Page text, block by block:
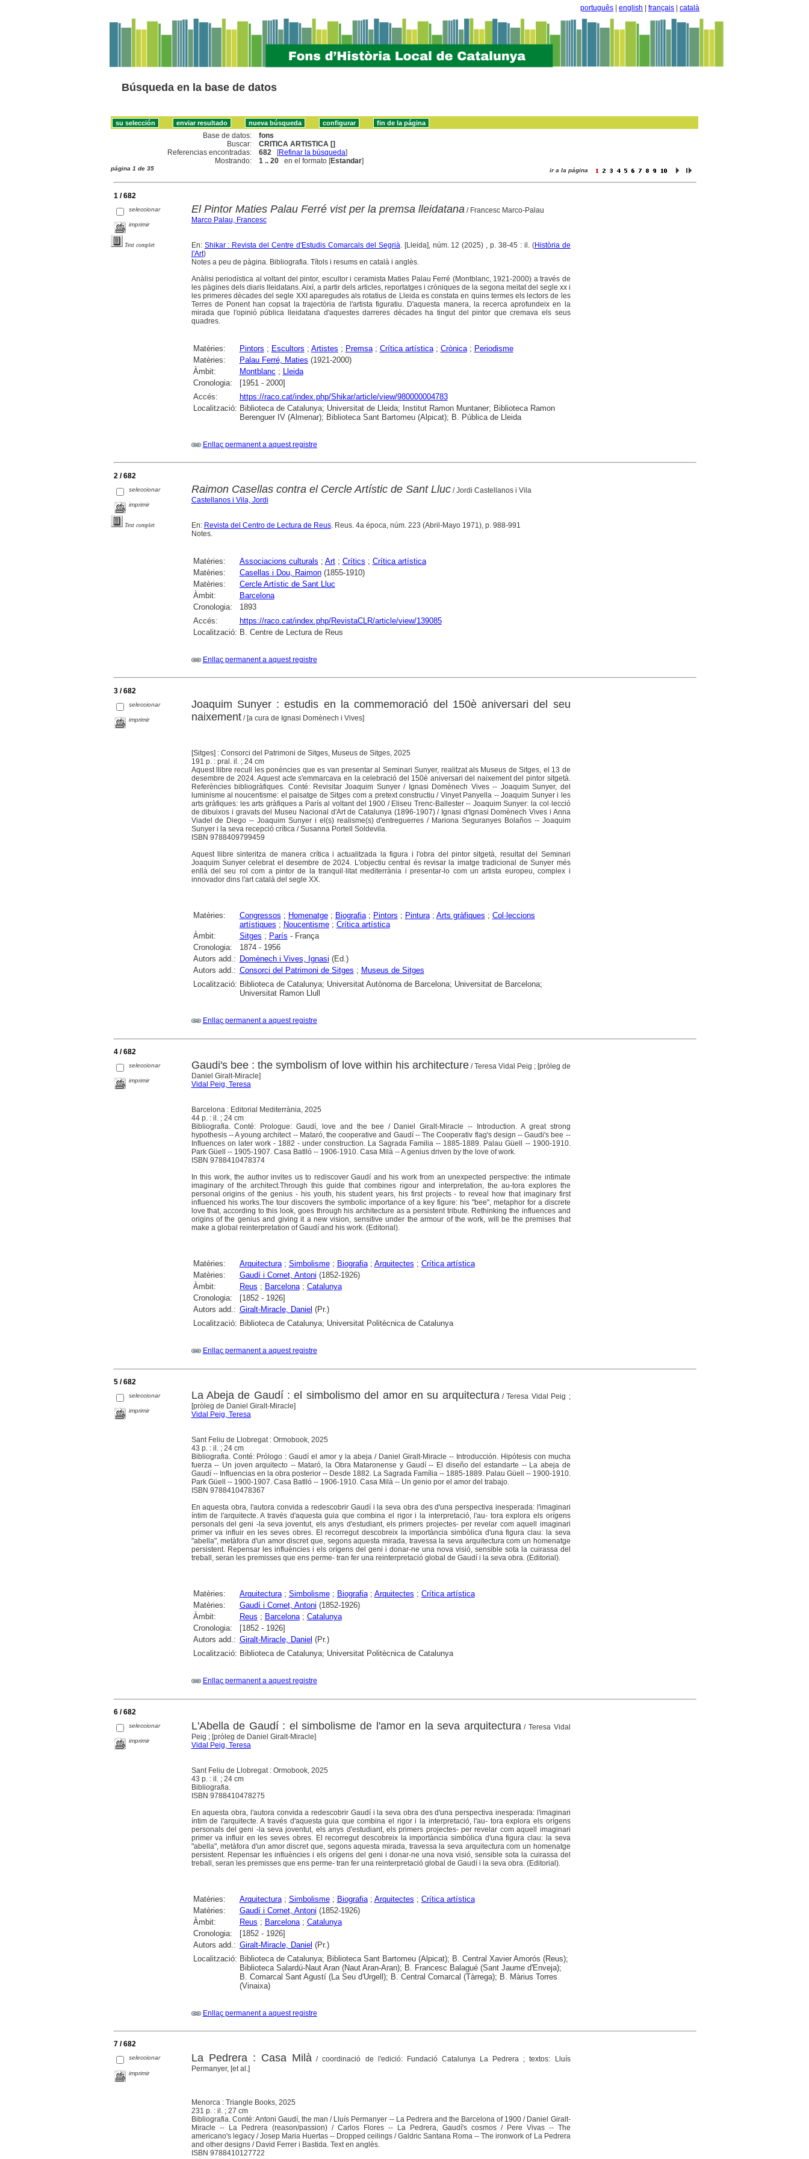
português english français català
Búsqueda en la base de datos
Base de datos:
fons
Buscar:
CRITICA ARTISTICA []
Referencias encontradas:
682 [Refinar la búsqueda]
Mostrando:
1 .. 20 en el formato [Estandar]
página 1 de 35 ir a la página
1 / 682
seleccionar
imprimir
Text complet
El Pintor Maties Palau Ferré vist per la premsa lleidatana/ Francesc Marco-Palau
Marco Palau, Francesc
En: Shikar : Revista del Centre d'Estudis Comarcals del Segrià. [Lleida], núm. 12 (2025) , p. 38-45 : il. (Història de
l'Art)
Notes a peu de pàgina. Bibliografia. Títols i resums en català i anglès.
Anàlisi periodística al voltant del pintor, escultor i ceramista Maties Palau Ferré (Montblanc, 1921-2000) a través de
les pàgines dels diaris lleidatans. Així, a partir dels articles, reportatges i cròniques de la segona meitat del segle xx i
les primeres dècades del segle XXI aparegudes als rotatius de Lleida es constata en quins termes els lectors de les
Terres de Ponent han copsat la trajectòria de l'artista figuratiu. D'aquesta manera, la recerca aprofundeix en la
mirada que l'opinió pública lleidatana d'aquestes darreres dècades ha tingut del pintor que cremava els seus
quadres.
Matèries: Pintors ; Escultors ; Artistes ; Premsa; Crítica artística; Crònica; Periodisme
Matèries:
Palau Ferré, Maties (1921-2000)
Àmbit:
Montblanc ;
Lleida
Cronologia:
[1951 - 2000]
Accés:
https://raco.cat/index.php/Shikar/article/view/980000004783
Localització: Biblioteca de Catalunya; Universitat de Lleida; Institut Ramon Muntaner; Biblioteca Ramon
Berenguer IV (Almenar); Biblioteca Sant Bartomeu (Alpicat); B. Pública de Lleida
Enllaç permanent a aquest registre
2 / 682
seleccionar
imprimir
Text complet
Raimon Casellas contra el Cercle Artístic de Sant Lluc/ Jordi Castellanos i Vila
Castellanos i Vila, Jordi
En: Revista del Centro de Lectura de Reus. Reus. 4a época, núm. 223 (Abril-Mayo 1971), p. 988-991
Notes.
Matèries: Associacions culturals ; Art; Crítics ; Crítica artística
Matèries:
Casellas i Dou, Raimon(1855-1910)
Matèries:
Cercle Artístic de Sant Lluc
Àmbit:
Barcelona
Cronologia:
1893
Accés:
https://raco.cat/index.php/RevistaCLR/article/view/139085
Localització: B. Centre de Lectura de Reus
Enllaç permanent a aquest registre
3 / 682
seleccionar
imprimir
Joaquim Sunyer : estudis en la commemoració del 150è aniversari del seu
naixement/ [a cura de Ignasi Domènech i Vives]
[Sitges] : Consorci del Patrimoni de Sitges, Museus de Sitges, 2025
191 p. : pral. il. ; 24 cm
Aquest llibre recull les ponències que es van presentar al Seminari Sunyer, realitzat als Museus de Sitges, el 13 de
desembre de 2024. Aquest acte s'emmarcava en la celebració del 150è aniversari del naixement del pintor sitgetà.
Referències bibliogràfiques. Conté: Revisitar Joaquim Sunyer / Ignasi Domènech Vives -- Joaquim Sunyer, del
luminisme al noucentisme: el paisatge de Sitges com a pretext constructiu / Vinyet Panyella -- Joaquim Sunyer i les
arts gràfiques: les arts gràfiques a París al voltant del 1900 / Eliseu Trenc-Ballester -- Joaquim Sunyer: la col·lecció
de dibuixos i gravats del Museu Nacional d'Art de Catalunya (1896-1907) / Ignasi d'Ignasi Domènech Vives i Anna
Viadel de Diego -- Joaquim Sunyer i el(s) realisme(s) d'entreguerres / Mariona Seguranyes Bolaños -- Joaquim
Sunyer i la seva recepció crítica / Susanna Portell Soldevila.
ISBN 9788409799459
Aquest llibre sinteritza de manera crítica i actualitzada la figura i l'obra del pintor sitgetà, resultat del Seminari
Joaquim Sunyer celebrat el desembre de 2024. L'objectiu central és revisar la imatge tradicional de Sunyer més
enllà del seu rol com a pintor de la tranquil·litat mediterrània i presentar-lo com un artista europeu, complex i
innovador dins l'art català del segle XX.
Matèries: Congressos ; Homenatge; Biografia; Pintors ; Pintura; Arts gràfiques ; Col·leccions
artístiques ; Noucentisme; Crítica artística
Àmbit:
Sitges ; París - França
Cronologia:
1874 - 1956
Autors add.: Domènech i Vives, Ignasi (Ed.)
Autors add.: Consorci del Patrimoni de Sitges ; Museus de Sitges
Localització: Biblioteca de Catalunya; Universitat Autònoma de Barcelona; Universitat de Barcelona;
Universitat Ramon Llull
Enllaç permanent a aquest registre
4 / 682
seleccionar
imprimir
Gaudi's bee : the symbolism of love within his architecture/ Teresa Vidal Peig ; [pròleg de
Daniel Giralt-Miracle]
Vidal Peig, Teresa
Barcelona : Editorial Mediterrània, 2025
44 p. : il. ; 24 cm
Bibliografia. Conté: Prologue: Gaudí, love and the bee / Daniel Giralt-Miracle -- Introduction. A great strong
hypothesis -- A young architect -- Mataró, the cooperative and Gaudí -- The Cooperativ flag's design -- Gaudi's bee --
Influences on later work - 1882 - under construction. La Sagrada Familia -- 1885-1889. Palau Güell -- 1900-1910.
Park Güell -- 1905-1907. Casa Batlló -- 1906-1910. Casa Milà -- A genius driven by the love of work.
ISBN 9788410478374
In this work, the author invites us to rediscover Gaudí and his work from an unexpected perspective: the intimate
imaginary of the architect.Through this guide that combines rigour and interpretation, the au-tora explores the
personal origins of the genius - his youth, his student years, his first projects - to reveal how that imaginary first
influenced his works.The tour discovers the symbolic importance of a key figure: his "bee", metaphor for a discrete
love that, according to this look, goes through his architecture as a persistent tribute. Rethinking the influences and
origins of the genius and giving it a new vision, sensitive under the armour of the work, will be the premises that
make a global reinterpretation of Gaudí and his work. (Editorial).
Matèries: Arquitectura; Simbolisme; Biografia; Arquitectes ; Crítica artística
Matèries:
Gaudí i Cornet, Antoni (1852-1926)
Àmbit:
Reus ; Barcelona; Catalunya
Cronologia:
[1852 - 1926]
Autors add.: Giralt-Miracle, Daniel (Pr.)
Localització: Biblioteca de Catalunya; Universitat Politècnica de Catalunya
Enllaç permanent a aquest registre
5 / 682
seleccionar
imprimir
La Abeja de Gaudí : el simbolismo del amor en su arquitectura/ Teresa Vidal Peig ;
[pròleg de Daniel Giralt-Miracle]
Vidal Peig, Teresa
Sant Feliu de Llobregat : Ormobook, 2025
43 p. : il. ; 24 cm
Bibliografia. Conté: Prólogo : Gaudí el amor y la abeja / Daniel Giralt-Miracle -- Introducción. Hipótesis con mucha
fuerza -- Un joven arquitecto -- Mataró, la Obra Mataronense y Gaudí -- El diseño del estandarte -- La abeja de
Gaudí -- Influencias en la obra posterior -- Desde 1882. La Sagrada Família -- 1885-1889. Palau Güell -- 1900-1910.
Park Güell -- 1900-1907. Casa Batlló -- 1906-1910. Casa Milà -- Un genio por el amor del trabajo.
ISBN 9788410478367
En aquesta obra, l'autora convida a redescobrir Gaudí i la seva obra des d'una perspectiva inesperada: l'imaginari
íntim de l'arquitecte. A través d'aquesta guia que combina el rigor i la interpretació, l'au- tora explora els orígens
personals del geni -la seva joventut, els anys d'estudiant, els primers projectes- per revelar com aquell imaginari
primer va influir en les seves obres. El recorregut descobreix la importància simbòlica d'una figura clau: la seva
"abella", metàfora d'un amor discret que, segons aquesta mirada, travessa la seva arquitectura com un homenatge
persistent. Repensar les influències i els orígens del geni i donar-ne una nova visió, sensible sota la cuirassa del
treball, seran les premisses que ens perme- tran fer una reinterpretació global de Gaudí i la seva obra. (Editorial).
Matèries: Arquitectura; Simbolisme; Biografia; Arquitectes ; Crítica artística
Matèries:
Gaudí i Cornet, Antoni (1852-1926)
Àmbit:
Reus ; Barcelona; Catalunya
Cronologia:
[1852 - 1926]
Autors add.: Giralt-Miracle, Daniel (Pr.)
Localització: Biblioteca de Catalunya; Universitat Politècnica de Catalunya
Enllaç permanent a aquest registre
6 / 682
seleccionar
imprimir
L'Abella de Gaudí : el simbolisme de l'amor en la seva arquitectura / Teresa Vidal
Peig ; [pròleg de Daniel Giralt-Miracle]
Vidal Peig, Teresa
Sant Feliu de Llobregat : Ormobook, 2025
43 p. : il. ; 24 cm
Bibliografia.
ISBN 9788410478275
En aquesta obra, l'autora convida a redescobrir Gaudí i la seva obra des d'una perspectiva inesperada: l'imaginari
íntim de l'arquitecte. A través d'aquesta guia que combina el rigor i la interpretació, l'au- tora explora els orígens
personals del geni -la seva joventut, els anys d'estudiant, els primers projectes- per revelar com aquell imaginari
primer va influir en les seves obres. El recorregut descobreix la importància simbòlica d'una figura clau: la seva
"abella", metàfora d'un amor discret que, segons aquesta mirada, travessa la seva arquitectura com un homenatge
persistent. Repensar les influències i els orígens del geni i donar-ne una nova visió, sensible sota la cuirassa del
treball, seran les premisses que ens perme- tran fer una reinterpretació global de Gaudí i la seva obra. (Editorial).
Matèries: Arquitectura; Simbolisme; Biografia; Arquitectes ; Crítica artística
Matèries:
Gaudí i Cornet, Antoni (1852-1926)
Àmbit:
Reus ; Barcelona; Catalunya
Cronologia:
[1852 - 1926]
Autors add.: Giralt-Miracle, Daniel (Pr.)
Localització: Biblioteca de Catalunya; Biblioteca Sant Bartomeu (Alpicat); B. Central Xavier Amorós (Reus);
Biblioteca Salardú-Naut Aran (Naut Aran-Aran); B. Francesc Balagué (Sant Jaume d'Enveja);
B. Comarcal Sant Agustí (La Seu d'Urgell); B. Central Comarcal (Tàrrega); B. Màrius Torres
(Vinaixa)
Enllaç permanent a aquest registre
7 / 682
seleccionar
imprimir
La Pedrera : Casa Milà / coordinació de l'edició: Fundació Catalunya La Pedrera ; textos: Lluís
Permanyer, [et al.]
Menorca : Triangle Books, 2025
231 p. : il. ; 27 cm
Bibliografia. Conté: Antoni Gaudí, the man / Lluís Permanyer -- La Pedrera and the Barcelona of 1900 / Daniel Giralt-
Miracle -- La Pedrera (reason/passion) / Carlos Flores -- La Pedrera, Gaudí's cosmos / Pere Vivas -- The
americano's legacy / Josep Maria Huertas -- Dropped ceilings / Galdric Santana Roma -- The ironwork of La Pedrera
and other designs / David Ferrer i Bastida. Text en anglès.
ISBN 9788410127722